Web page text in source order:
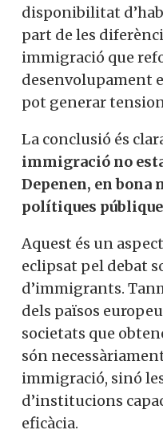
disponibilitat
part de les
immigració que
desenvolupament
pot generar
La conclusió és
immigració no
Depenen, en bona
polítiques
Aquest és un
eclipsat pel debat
d’immigrants.
dels països
societats que
són
immigració, sinó
d’institucions
eficàcia.